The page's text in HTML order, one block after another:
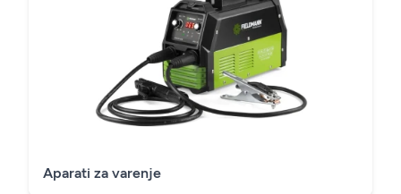
Aparati za varenje